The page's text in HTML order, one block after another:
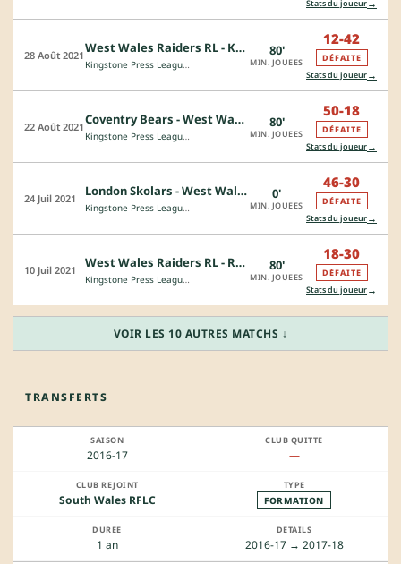
Stats du joueur→
28 Août 2021 West Wales Raiders RL - Keighley Cougars
Kingstone Press League 1
80'
MIN. JOUEES
12-42
DÉFAITE
Stats du joueur→
22 Août 2021 Coventry Bears - West Wales Raiders RL
Kingstone Press League 1
80'
MIN. JOUEES
50-18
DÉFAITE
Stats du joueur→
24 Juil 2021 London Skolars - West Wales Raiders RL
Kingstone Press League 1
0'
MIN. JOUEES
46-30
DÉFAITE
Stats du joueur→
10 Juil 2021 West Wales Raiders RL - Rochdale Hornets
Kingstone Press League 1
80'
MIN. JOUEES
18-30
DÉFAITE
Stats du joueur→
VOIR LES 10 AUTRES MATCHS ↓
TRANSFERTS
2016-17 —
South Wales RFLC FORMATION
1 an 2016-17 → 2017-18